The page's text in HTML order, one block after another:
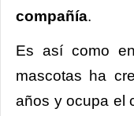
compañía.
Es así como
mascotas ha
años y ocupa el